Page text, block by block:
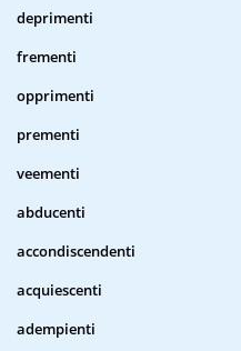
deprimenti
frementi
opprimenti
prementi
veementi
abducenti
accondiscendenti
acquiescenti
adempienti